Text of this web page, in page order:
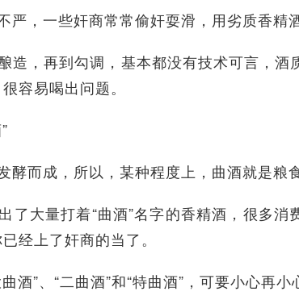
，一些奸商常常偷奸耍滑，用劣质香精
造，再到勾调，基本都没有技术可言，酒
容易喝出问题。
而成，所以，某种程度上，曲酒就是粮食
了大量打着“曲酒”名字的香精酒，很多消
经上了奸商的当了。
酒”、“二曲酒”和“特曲酒”，可要小心再小